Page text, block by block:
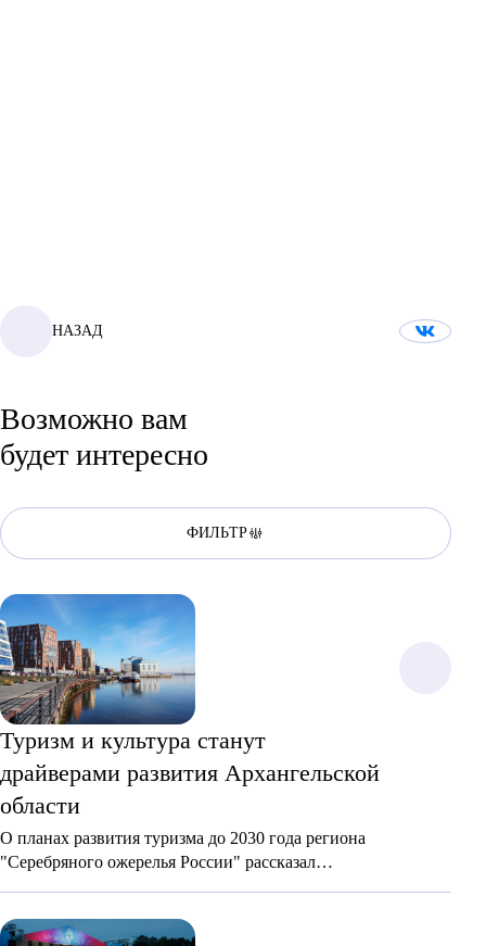
НАЗАД
Возможно вам
будет интересно
ФИЛЬТР
Туризм и культура станут
драйверами развития Архангельской
области
О планах развития туризма до 2030 года региона
"Серебряного ожерелья России" рассказал